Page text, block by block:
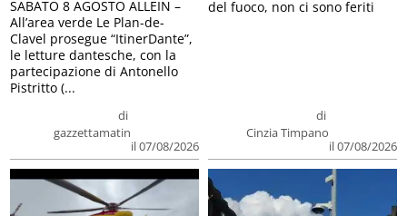
di
gazzettamatin
il 07/08/2026
SABATO 8 AGOSTO ALLEIN –
All’area verde Le Plan-de-
Clavel prosegue “ItinerDante”,
le letture dantesche, con la
partecipazione di Antonello
Pistritto (...
di
Cinzia Timpano
il 07/08/2026
del fuoco, non ci sono feriti